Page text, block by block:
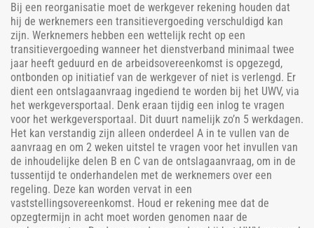
Bij een reorganisatie moet de werkgever rekening houden dat
hij de werknemers een transitievergoeding verschuldigd kan
zijn. Werknemers hebben een wettelijk recht op een
transitievergoeding wanneer het dienstverband minimaal twee
jaar heeft geduurd en de arbeidsovereenkomst is opgezegd,
ontbonden op initiatief van de werkgever of niet is verlengd. Er
dient een ontslagaanvraag ingediend te worden bij het UWV, via
het werkgeversportaal. Denk eraan tijdig een inlog te vragen
voor het werkgeversportaal. Dit duurt namelijk zo’n 5 werkdagen.
Het kan verstandig zijn alleen onderdeel A in te vullen van de
aanvraag en om 2 weken uitstel te vragen voor het invullen van
de inhoudelijke delen B en C van de ontslagaanvraag, om in de
tussentijd te onderhandelen met de werknemers over een
regeling. Deze kan worden vervat in een
vaststellingsovereenkomst. Houd er rekening mee dat de
opzegtermijn in acht moet worden genomen naar de